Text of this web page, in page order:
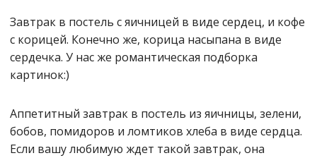
Завтрак в постель с яичницей в виде сердец, и кофе
с корицей. Конечно же, корица насыпана в виде
сердечка. У нас же романтическая подборка
картинок:)
Аппетитный завтрак в постель из яичницы, зелени,
бобов, помидоров и ломтиков хлеба в виде сердца.
Если вашу любимую ждет такой завтрак, она